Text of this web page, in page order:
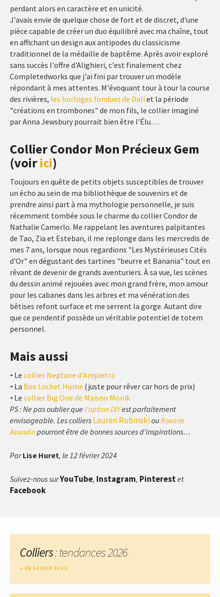
perdant alors en caractère et en unicité.
J'avais envie de quelque chose de fort et de discret, d'une
pièce capable de créer un duo équilibré avec ma chaîne, tout
en affichant un design aux antipodes du classicisme
traditionnel de la médaille de baptême. Après avoir exploré
sans succès l'offre d'Alighieri, c'est finalement chez
Completedworks que j'ai fini par trouver un modèle
répondant à mes attentes. M'évoquant tour à tour la course
des rivières, les horloges fondues de Dalíet la période
"créations en trombones" de mon fils, le collier imaginé
par Anna Jewsbury pourrait bien être l'Élu…
Collier Condor Mon Précieux Gem
(voirici)
Toujours en quête de petits objets susceptibles de trouver
un écho au sein de ma bibliothèque de souvenirs et de
prendre ainsi part à ma mythologie personnelle, je suis
récemment tombée sous le charme du collier Condor de
Nathalie Camerlo. Me rappelant les aventures palpitantes
de Tao, Zia et Esteban, il me replonge dans les mercredis de
mes 7 ans, lorsque nous regardions "Les Mystérieuses Cités
d'Or" en dégustant des tartines "beurre et Banania" tout en
rêvant de devenir de grands aventuriers. À sa vue, les scènes
du dessin animé rejouées avec mon grand frère, mon amour
pour les cabanes dans les arbres et ma vénération des
bêtises refont surface et me serrent la gorge. Autant dire
que ce pendentif possède un véritable potentiel de totem
personnel.
Mais aussi
Le collier Neptune d'Ampietra
La Box Locket Home (juste pour rêver car hors de prix)
Le collier Big One de Maison Monik
PS : Ne pas oublier que l'option DIYest parfaitement
envisageable. Les colliers Lauren RubinskiouRoxane
Assoulinpourront être de bonnes sources d'inspirations…
ParLise Huret, le 12 février 2024
Suivez-nous surYouTube, Instagram, Pinterestet
Facebook
Colliers: tendances 2026
EN SAVOIR PLUS